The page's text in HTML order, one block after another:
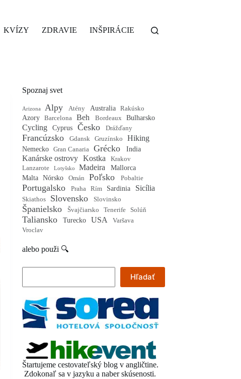
KVÍZY ZDRAVIE INŠPIRÁCIE
Spoznaj svet
Arizona Alpy Atény Australia Rakúsko
Azory Barcelona Beh Bordeaux Bulharsko
Cycling Cyprus Česko Drážďany
Francúzsko Gdansk Gruzínsko Hiking
Nemecko Gran Canaria Grécko India
Kanárske ostrovy Kostka
Krakov
Lanzarote
Lotyšsko Madeira
Mallorca
Malta
Nórsko Omán Poľsko Pobaltie
Portugalsko Praha Rím Sardinia Sicília
Skiathos Slovensko Slovinsko
Španielsko Švajčiarsko Tenerife Solúň
Taliansko Turecko USA
Varšava
Vroclav
alebo použi 🔍
Hľadať
Štartujeme cestovateľský blog v angličtine.
Zdokonaľ sa v jazyku a naber skúsenosti.